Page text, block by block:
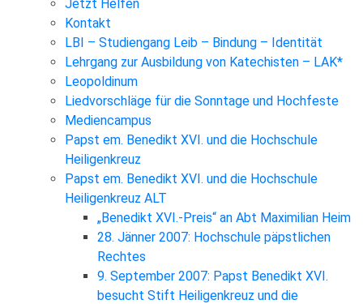
Jetzt Helfen
Kontakt
LBI – Studiengang Leib – Bindung – Identität
Lehrgang zur Ausbildung von Katechisten – LAK*
Leopoldinum
Liedvorschläge für die Sonntage und Hochfeste
Mediencampus
Papst em. Benedikt XVI. und die Hochschule
Heiligenkreuz
Papst em. Benedikt XVI. und die Hochschule
Heiligenkreuz ALT
„Benedikt XVI.-Preis“ an Abt Maximilian Heim
28. Jänner 2007: Hochschule päpstlichen
Rechtes
9. September 2007: Papst Benedikt XVI.
besucht Stift Heiligenkreuz und die